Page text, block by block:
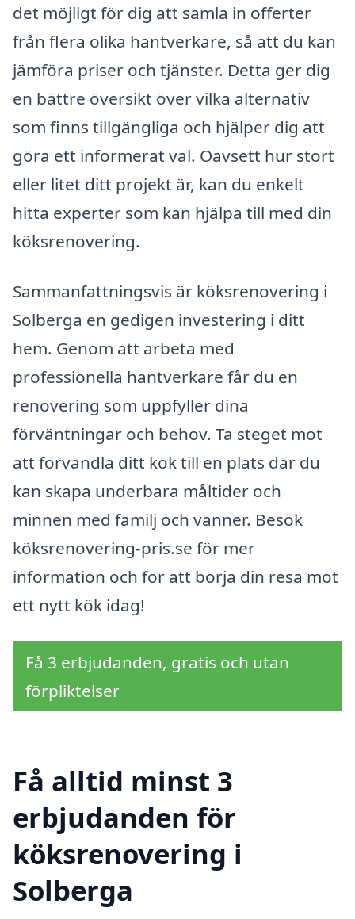
det möjligt för dig att samla in offerter
från flera olika hantverkare, så att du kan
jämföra priser och tjänster. Detta ger dig
en bättre översikt över vilka alternativ
som finns tillgängliga och hjälper dig att
göra ett informerat val. Oavsett hur stort
eller litet ditt projekt är, kan du enkelt
hitta experter som kan hjälpa till med din
köksrenovering.
Sammanfattningsvis är köksrenovering i
Solberga en gedigen investering i ditt
hem. Genom att arbeta med
professionella hantverkare får du en
renovering som uppfyller dina
förväntningar och behov. Ta steget mot
att förvandla ditt kök till en plats där du
kan skapa underbara måltider och
minnen med familj och vänner. Besök
köksrenovering-pris.se för mer
information och för att börja din resa mot
ett nytt kök idag!
Få 3 erbjudanden, gratis och utan
förpliktelser
Få alltid minst 3
erbjudanden för
köksrenovering i
Solberga